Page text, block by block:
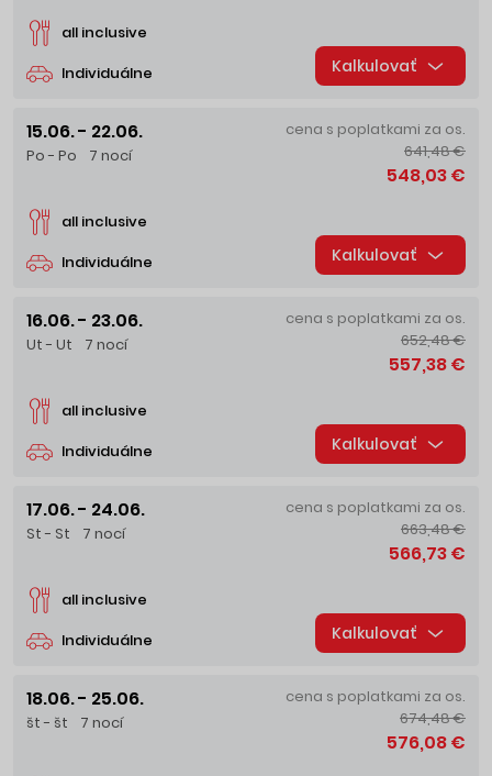
Individuálne
all inclusive
Kalkulovať
15.06. - 22.06.
Po - Po 7 nocí
Individuálne
all inclusive
cena s poplatkami za os.
641,48 €
548,03 €
Kalkulovať
16.06. - 23.06.
Ut - Ut 7 nocí
Individuálne
all inclusive
cena s poplatkami za os.
652,48 €
557,38 €
Kalkulovať
17.06. - 24.06.
St - St 7 nocí
Individuálne
all inclusive
cena s poplatkami za os.
663,48 €
566,73 €
Kalkulovať
18.06. - 25.06.
št - št 7 nocí
cena s poplatkami za os.
674,48 €
576,08 €